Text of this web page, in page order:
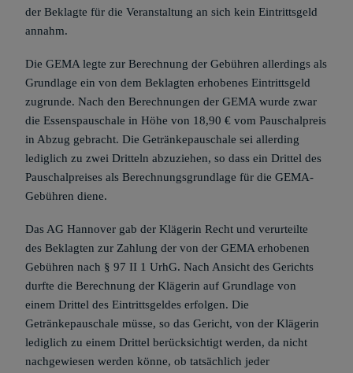
der Beklagte für die Veranstaltung an sich kein Eintrittsgeld
annahm.
Die GEMA legte zur Berechnung der Gebühren allerdings als
Grundlage ein von dem Beklagten erhobenes Eintrittsgeld
zugrunde. Nach den Berechnungen der GEMA wurde zwar
die Essenspauschale in Höhe von 18,90 € vom Pauschalpreis
in Abzug gebracht. Die Getränkepauschale sei allerding
lediglich zu zwei Dritteln abzuziehen, so dass ein Drittel des
Pauschalpreises als Berechnungsgrundlage für die GEMA-
Gebühren diene.
Das AG Hannover gab der Klägerin Recht und verurteilte
des Beklagten zur Zahlung der von der GEMA erhobenen
Gebühren nach § 97 II 1 UrhG. Nach Ansicht des Gerichts
durfte die Berechnung der Klägerin auf Grundlage von
einem Drittel des Eintrittsgeldes erfolgen. Die
Getränkepauschale müsse, so das Gericht, von der Klägerin
lediglich zu einem Drittel berücksichtigt werden, da nicht
nachgewiesen werden könne, ob tatsächlich jeder